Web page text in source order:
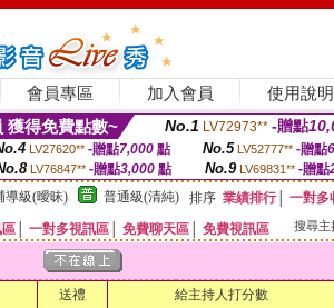
會員專區 加入會員 使用說明
獲得免費點數~ No.1 LV72973** -贈點
LV27620** -贈點7,000點 No.5 LV52777** -贈點
LV76847** -贈點3,000 點 No.9 LV69831** -贈點
導級(曖昧) 普通級(清純) 排序 業績排行│ 一對多
一對多視訊區 免費聊天區 免費視訊區 搜尋主
送禮 給主持人打分數